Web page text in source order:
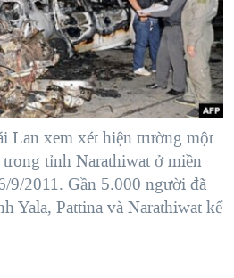
TẠI DẢI GAZA
ĐƯỜNG
HẠ 'BÊN THẮNG CUỘC'
NAY
Lan xem xét hiện trường một
tỉnh Narathiwat ở miền
9/2011. Gần 5.000 người đã
Yala, Pattina và Narathiwat kể